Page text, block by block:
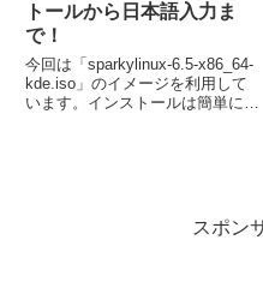
トールから日本語入力ま
で！
今回は「sparkylinux-6.5-x86_64-
kde.iso」のイメージを利用して
います。インストールは簡単に完
スポン